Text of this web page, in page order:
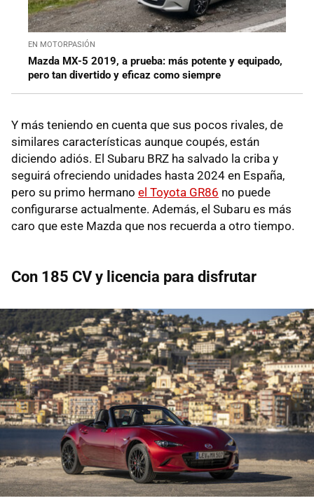
EN MOTORPASIÓN
Mazda MX-5 2019, a prueba: más potente y equipado,
pero tan divertido y eficaz como siempre
Y más teniendo en cuenta que sus pocos rivales, de
similares características aunque coupés, están
diciendo adiós. El Subaru BRZ ha salvado la criba y
seguirá ofreciendo unidades hasta 2024 en España,
pero su primo hermano el Toyota GR86 no puede
configurarse actualmente. Además, el Subaru es más
caro que este Mazda que nos recuerda a otro tiempo.
Con 185 CV y licencia para disfrutar